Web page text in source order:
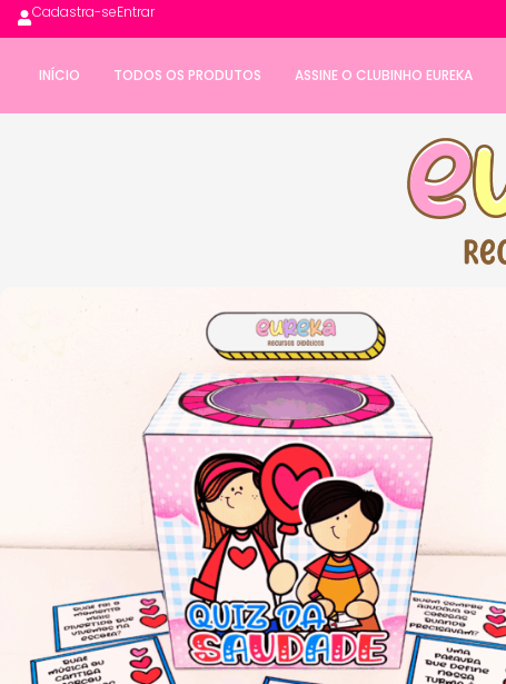
Cadastra-seEntrar
INÍCIO TODOS OS PRODUTOS ASSINE O CLUBINHO EUREKA